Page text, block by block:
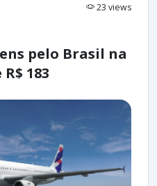
23 views
pelo Brasil na
183